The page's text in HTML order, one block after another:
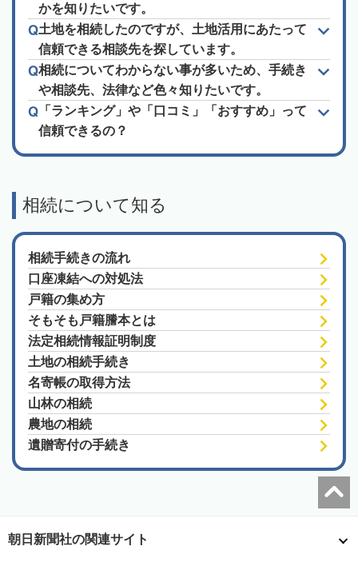
かを知りたいです。
土地を相続したのですが、土地活用にあたって
信頼できる相談先を探しています。
相続についてわからない事が多いため、手続き
や相談先、法律など色々知りたいです。
「ランキング」や「口コミ」「おすすめ」って
信頼できるの？
相続について知る
相続手続きの流れ
口座凍結への対処法
戸籍の集め方
そもそも戸籍謄本とは
法定相続情報証明制度
土地の相続手続き
名寄帳の取得方法
山林の相続
農地の相続
遺贈寄付の手続き
朝日新聞社の関連サイト